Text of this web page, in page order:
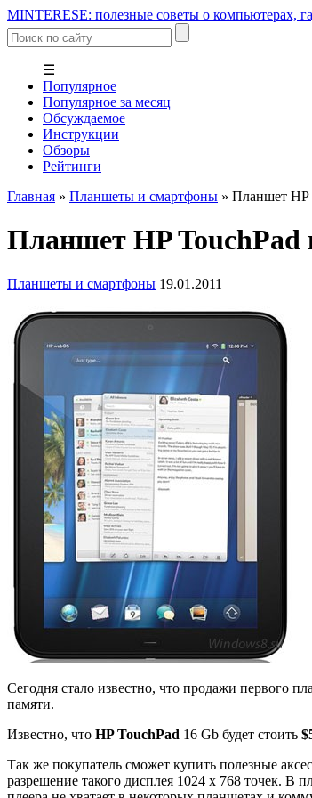
MINTERESE: полезные советы о компьютерах,
☰
Популярное
Популярное за месяц
Обсуждаемое
Инструкции
Обзоры
Рейтинги
Главная » Планшеты и смартфоны » Планшет HP
Планшет HP TouchPad
Планшеты и смартфоны 19.01.2011
Сегодня стало известно, что продажи первого
памяти.
Известно, что HP TouchPad 16 Gb будет стоить
Так же покупатель сможет купить полезные
разрешение такого дисплея 1024 х 768 точек. В